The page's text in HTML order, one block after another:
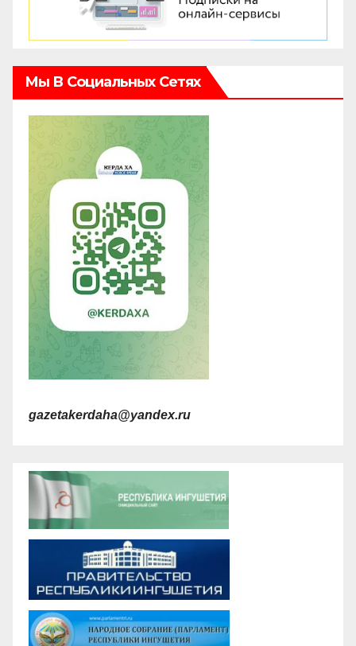
Мы В Социальных Сетях
gazetakerdaha@yandex.ru